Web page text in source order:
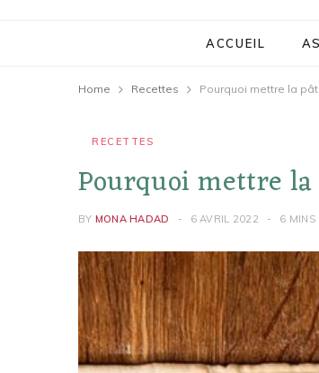
ACCUEIL
Home Recettes Pourquoi mettre la
RECETTES
Pourquoi mettre
BY MONA HADAD 6 AVRIL 2022 6 MINS